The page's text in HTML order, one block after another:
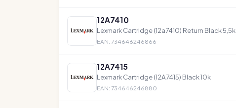
12A7410
Lexmark Cartridge (12a7410) Return Black 5,5k
EAN: 734646246866
12A7415
Lexmark Cartridge (12A7415) Black 10k
EAN: 734646246880